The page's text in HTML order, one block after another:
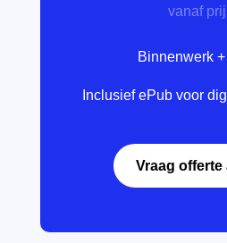
vanaf
Binnenwerk
Inclusief ePub voor
Vraag offerte